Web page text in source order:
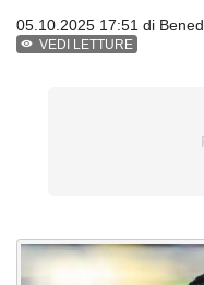
05.10.2025 17:51 di
VEDI LETTURE